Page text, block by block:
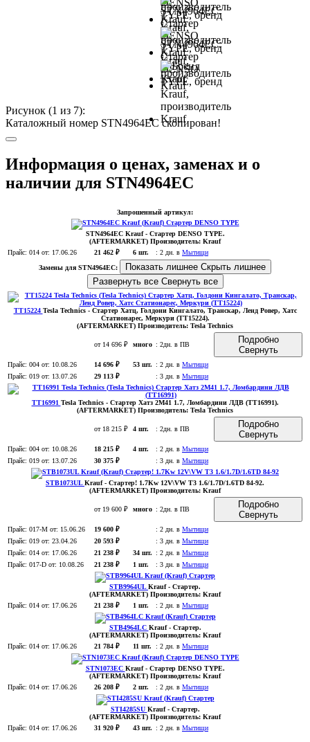
Рисунок (1 из 7):
Каталожный номер STN4964EC скопирован!
Информация о ценах, заменах и о
наличии для STN4964EC
Запрошенный артикул:
STN4964EC Krauf- Стартер DENSO TYPE.
(AFTERMARKET) Производитель: Krauf
Прайс: 014 от: 17.06.26 21 462 ₽ 6 шт. : 2 дн. в Мытищи
Замены для STN4964EC:
Показать лишнее Скрыть лишнее
Развернуть все Свернуть все
TT15224 Tesla Technics - Стартер Хатц, Голдони Кингалато, Транскар, Ленд Ровер, Хатс
Статионарес, Меркури (TT15224).
(AFTERMARKET) Производитель: Tesla Technics
от 14 696 ₽ много : 2дн. в ПВ
Подробно
Свернуть
Прайс: 004 от: 10.08.26 14 696 ₽ 53 шт. : 2 дн. в Мытищи
Прайс: 019 от: 13.07.26 29 113 ₽ : 3 дн. в Мытищи
TT16991 Tesla Technics - Стартер Хатз 2М41 1.7, Ломбардини ЛДВ (TT16991).
(AFTERMARKET) Производитель: Tesla Technics
от 18 215 ₽ 4 шт. : 2дн. в ПВ
Подробно
Свернуть
Прайс: 004 от: 10.08.26 18 215 ₽ 4 шт. : 2 дн. в Мытищи
Прайс: 019 от: 13.07.26 30 375 ₽ : 3 дн. в Мытищи
STB1073ULKrauf- Стартер! 1.7Kw 12V\VW T3 1.6/1.7D/1.6TD 84-92.
(AFTERMARKET) Производитель: Krauf
от 19 600 ₽ много : 2дн. в ПВ
Подробно
Свернуть
Прайс: 017-M от: 15.06.26 19 600 ₽ : 2 дн. в Мытищи
Прайс: 019 от: 23.04.26 20 593 ₽ : 3 дн. в Мытищи
Прайс: 014 от: 17.06.26 21 238 ₽ 34 шт. : 2 дн. в Мытищи
Прайс: 017-D от: 10.08.26 21 238 ₽ 1 шт. : 3 дн. в Мытищи
STB9964ULKrauf- Стартер.
(AFTERMARKET) Производитель: Krauf
Прайс: 014 от: 17.06.26 21 238 ₽ 1 шт. : 2 дн. в Мытищи
STB4964LC Krauf- Стартер.
(AFTERMARKET) Производитель: Krauf
Прайс: 014 от: 17.06.26 21 784 ₽ 11 шт. : 2 дн. в Мытищи
STN1073EC Krauf- Стартер DENSO TYPE.
(AFTERMARKET) Производитель: Krauf
Прайс: 014 от: 17.06.26 26 208 ₽ 2 шт. : 2 дн. в Мытищи
STI4285SU Krauf- Стартер.
(AFTERMARKET) Производитель: Krauf
Прайс: 014 от: 17.06.26 31 920 ₽ 43 шт. : 2 дн. в Мытищи